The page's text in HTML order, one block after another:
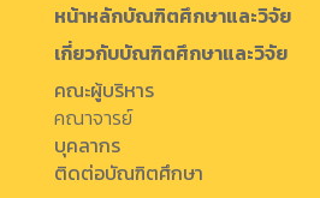
หน้าหลักบัณฑิตศึกษาและวิจัย
เกี่ยวกับบัณฑิตศึกษาและวิจัย
คณะผู้บริหาร
คณาจารย์
บุคลากร
ติดต่อบัณฑิตศึกษา